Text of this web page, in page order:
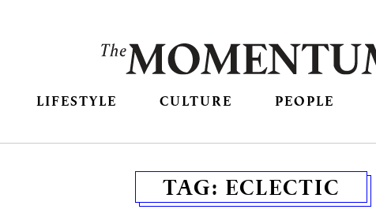
LIFESTYLE CULTURE PEOPLE
TAG: ECLECTIC